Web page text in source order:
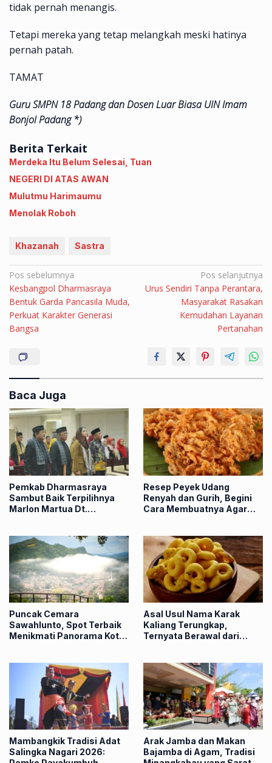
tidak pernah menangis.
Tetapi mereka yang tetap melangkah meski hatinya
pernah patah.
TAMAT
Guru SMPN 18 Padang dan Dosen Luar Biasa UIN Imam
Bonjol Padang *)
Berita Terkait
Merdeka Itu Belum Selesai, Tuan
NEGERI DI ATAS AWAN
Mulutmu Harimaumu
Menolak Roboh
Khazanah Sastra
Navigasi
pos
Pos sebelumnya
Kesbangpol Dharmasraya
Bentuk Garda Pancasila Muda,
Perkuat Karakter Generasi
Bangsa
Pos selanjutnya
Urus Sendiri Tanpa Perantara,
Masyarakat Rasakan
Kemudahan Layanan
Pertanahan
Baca Juga
Pemkab Dharmasraya
Sambut Baik Terpilihnya
Marlon Martua Dt.
Resep Peyek Udang
Renyah dan Gurih, Begini
Cara Membuatnya Agar
Puncak Cemara
Sawahlunto, Spot Terbaik
Menikmati Panorama Kota
Asal Usul Nama Karak
Kaliang Terungkap,
Ternyata Berawal dari
Mambangkik Tradisi Adat
Salingka Nagari 2026:
Arak Jamba dan Makan
Bajamba di Agam, Tradisi